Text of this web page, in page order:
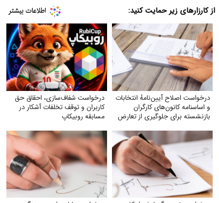
از کارزارهای زیر حمایت کنید:
درخواست اصلاح آیین‌نامهٔ انتخابات
و اساسنامه کانون‌های کارگران
بازنشسته برای جلوگیری از تعارض
درخواست شفاف‌سازی، احقاق حق
کاربران و توقف تخلفات آشکار در
مسابقه روبیکاپ